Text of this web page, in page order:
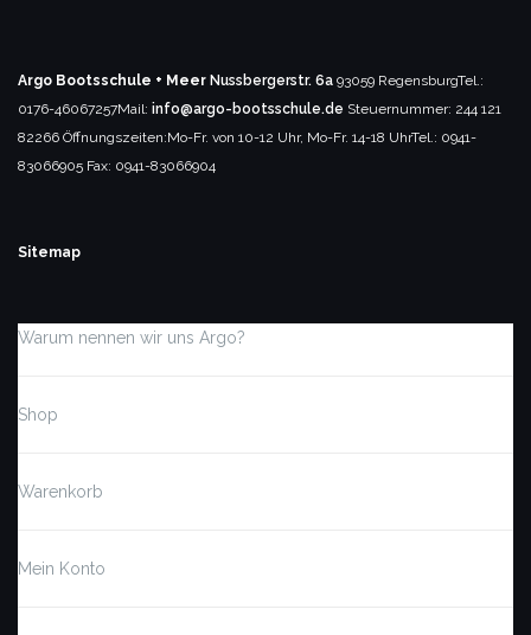
Argo Bootsschule + Meer Nussbergerstr. 6a 93059 RegensburgTel.:
0176-46067257Mail: info@argo-bootsschule.de Steuernummer: 244 121
82266 Öffnungszeiten:Mo-Fr. von 10-12 Uhr, Mo-Fr. 14-18 UhrTel.: 0941-
83066905 Fax: 0941-83066904
Sitemap
Warum nennen wir uns Argo?
Shop
Warenkorb
Mein Konto